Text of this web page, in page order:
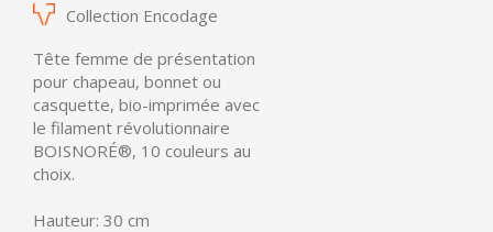
Collection Encodage
Tête femme de présentation
pour chapeau, bonnet ou
casquette, bio-imprimée avec
le filament révolutionnaire
BOISNORÉ®, 10 couleurs au
choix.
Hauteur: 30 cm